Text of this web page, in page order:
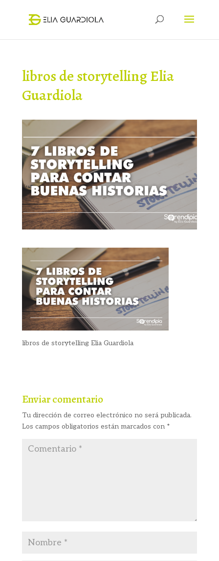
libros de storytelling Elia
Guardiola
libros de storytelling Elia Guardiola
Enviar comentario
Tu dirección de correo electrónico no será publicada.
Los campos obligatorios están marcados con *